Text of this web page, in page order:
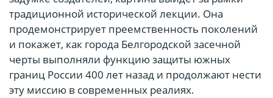
традиционной исторической лекции. Она
продемонстрирует преемственность поколений
и покажет, как города Белгородской засечной
черты выполняли функцию защиты южных
границ России 400 лет назад и продолжают нести
эту миссию в современных реалиях.